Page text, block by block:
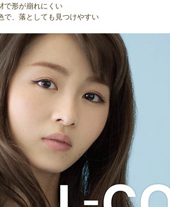
で形が崩れにくい
で、落としても見つけやすい